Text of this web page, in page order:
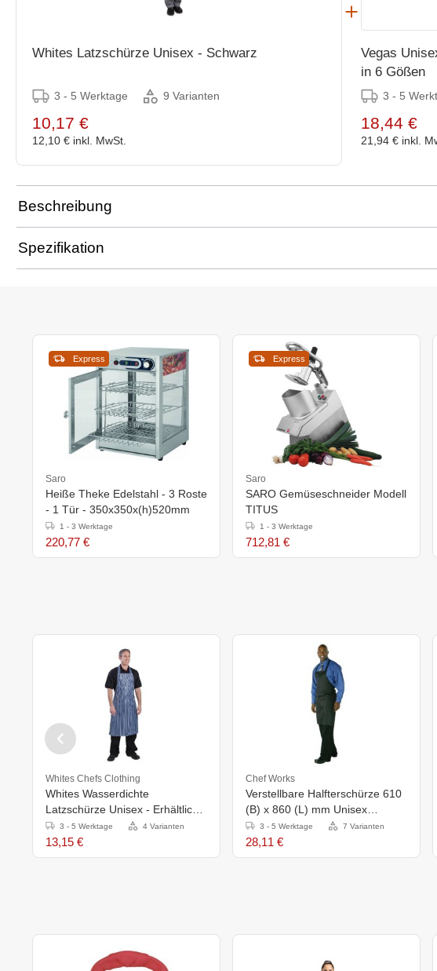
Whites Latzschürze Unisex - Schwarz
3 - 5 Werktage 9 Varianten
10,17 €
12,10 € inkl. MwSt.
Vegas
in 6 Gößen
3 - 5
18,44 €
21,94 € inkl.
Beschreibung
Spezifikation
Express
Saro
Heiße Theke Edelstahl - 3 Roste
- 1 Tür - 350x350x(h)520mm
1 - 3 Werktage
220,77 €
Express
Saro
SARO Gemüseschneider Modell
TITUS
1 - 3 Werktage
712,81 €
Whites Chefs Clothing
Whites Wasserdichte
Latzschürze Unisex - Erhältlich
in 4 Farben
3 - 5 Werktage 4 Varianten
13,15 €
Chef Works
Verstellbare Halfterschürze 610
(B) x 860 (L) mm Unisex
schwarz
3 - 5 Werktage 7 Varianten
28,11 €